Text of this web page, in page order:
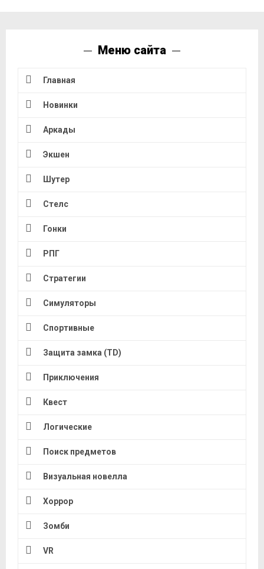
Меню сайта
Главная
Новинки
Аркады
Экшен
Шутер
Стелс
Гонки
РПГ
Стратегии
Симуляторы
Спортивные
Защита замка (TD)
Приключения
Квест
Логические
Поиск предметов
Визуальная новелла
Хоррор
Зомби
VR